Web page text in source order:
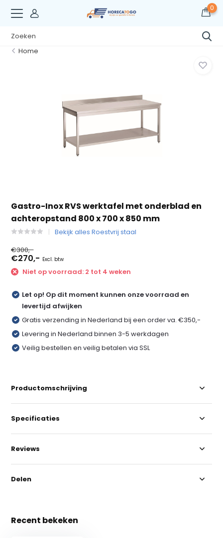
0
Home
Gastro-Inox RVS werktafel met onderblad en
achteropstand 800 x 700 x 850 mm
Bekijk alles Roestvrij staal
€300,-
€270,- Excl. btw
Niet op voorraad: 2 tot 4 weken
Let op! Op dit moment kunnen onze voorraad en
levertijd afwijken
Gratis verzending in Nederland bij een order va. €350,-
Levering in Nederland binnen 3-5 werkdagen
Veilig bestellen en veilig betalen via SSL
Productomschrijving
Specificaties
Reviews
Delen
Recent bekeken